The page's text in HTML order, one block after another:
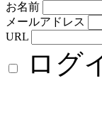
お名前
メールアドレス
URL
ログ